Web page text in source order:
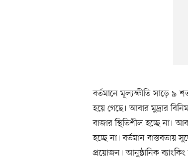
বর্তমানে মূল্যস্ফীতি সাড়ে
হয়ে গেছে। আবার মুদ্রার
বাজার স্থিতিশীল হচ্ছে না।
হচ্ছে না। বর্তমান
প্রয়োজন। আনুষ্ঠানিক